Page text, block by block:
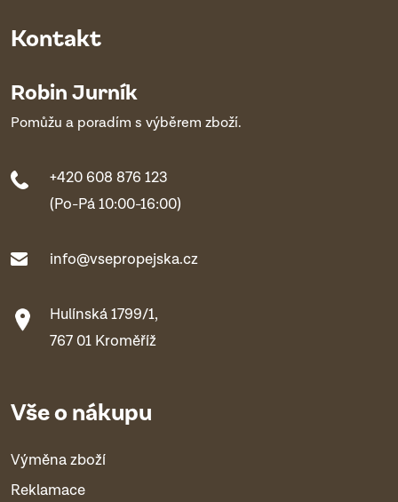
Kontakt
Robin Jurník
Pomůžu a poradím s výběrem zboží.
+420 608 876 123
(Po-Pá 10:00-16:00)
info@vsepropejska.cz
Hulínská 1799/1,
767 01 Kroměříž
Vše o nákupu
Výměna zboží
Reklamace